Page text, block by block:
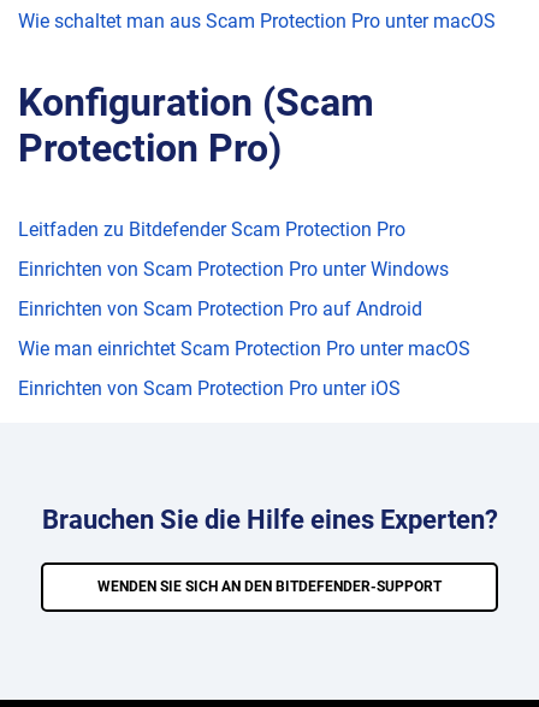
Wie schaltet man aus Scam Protection Pro unter macOS
Konfiguration (Scam
Protection Pro)
Leitfaden zu Bitdefender Scam Protection Pro
Einrichten von Scam Protection Pro unter Windows
Einrichten von Scam Protection Pro auf Android
Wie man einrichtet Scam Protection Pro unter macOS
Einrichten von Scam Protection Pro unter iOS
Brauchen Sie die Hilfe eines Experten?
WENDEN SIE SICH AN DEN BITDEFENDER-SUPPORT